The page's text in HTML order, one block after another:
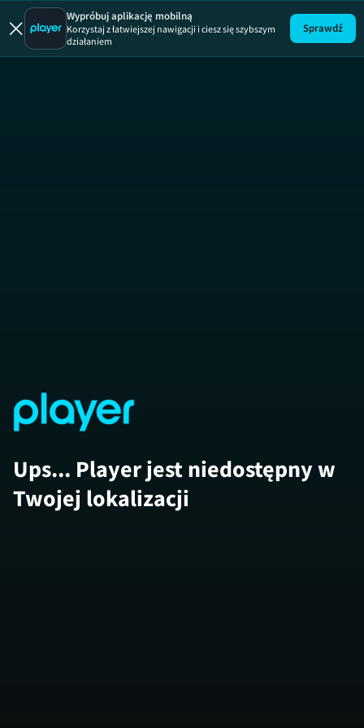
Damy i
Wypróbuj aplikację mobilną
Korzystaj z łatwiejszej nawigacji i ciesz się szybszym
działaniem
Sprawdź
Ups... Player jest niedostępny w
Twojej lokalizacji